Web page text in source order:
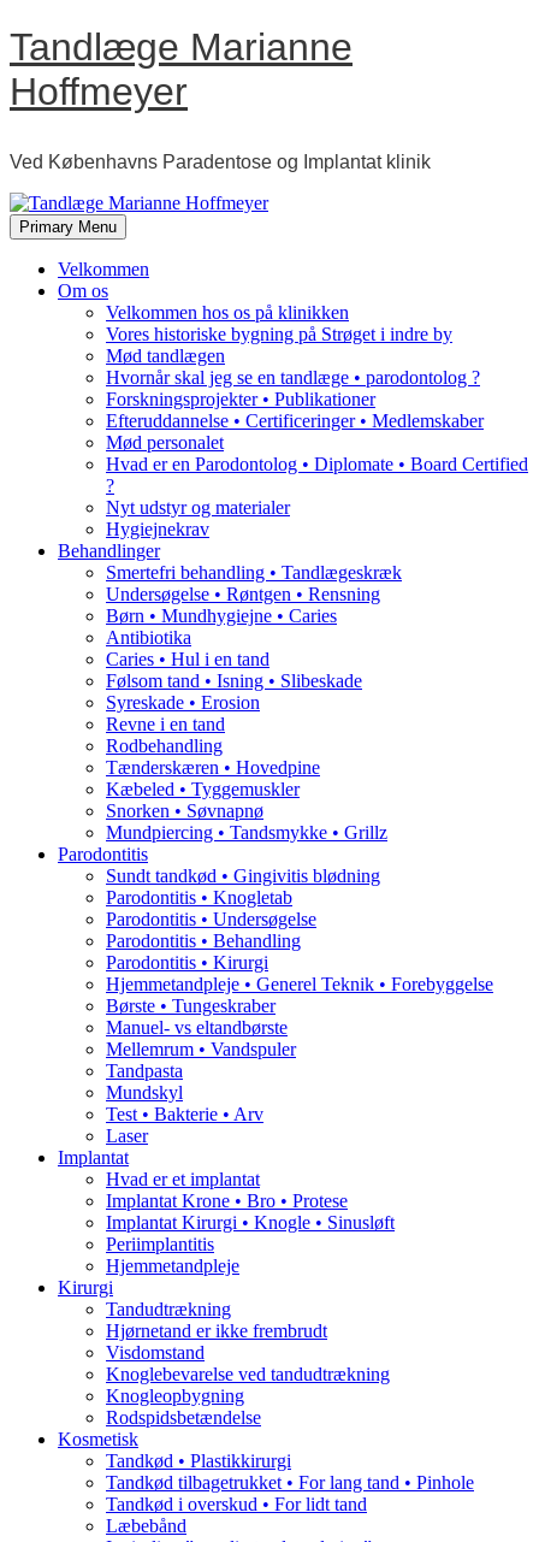
Skip
to
content
Tandlæge Marianne
Hoffmeyer
Ved Københavns Paradentose og Implantat klinik
Primary Menu
Velkommen
Om os
Velkommen hos os på klinikken
Vores historiske bygning på Strøget i indre by
Mød tandlægen
Hvornår skal jeg se en tandlæge • parodontolog ?
Forskningsprojekter • Publikationer
Efteruddannelse • Certificeringer • Medlemskaber
Mød personalet
Hvad er en Parodontolog • Diplomate • Board Certified
?
Nyt udstyr og materialer
Hygiejnekrav
Behandlinger
Smertefri behandling • Tandlægeskræk
Undersøgelse • Røntgen • Rensning
Børn • Mundhygiejne • Caries
Antibiotika
Caries • Hul i en tand
Følsom tand • Isning • Slibeskade
Syreskade • Erosion
Revne i en tand
Rodbehandling
Tænderskæren • Hovedpine
Kæbeled • Tyggemuskler
Snorken • Søvnapnø
Mundpiercing • Tandsmykke • Grillz
Parodontitis
Sundt tandkød • Gingivitis blødning
Parodontitis • Knogletab
Parodontitis • Undersøgelse
Parodontitis • Behandling
Parodontitis • Kirurgi
Hjemmetandpleje • Generel Teknik • Forebyggelse
Børste • Tungeskraber
Manuel- vs eltandbørste
Mellemrum • Vandspuler
Tandpasta
Mundskyl
Test • Bakterie • Arv
Laser
Implantat
Hvad er et implantat
Implantat Krone • Bro • Protese
Implantat Kirurgi • Knogle • Sinusløft
Periimplantitis
Hjemmetandpleje
Kirurgi
Tandudtrækning
Hjørnetand er ikke frembrudt
Visdomstand
Knoglebevarelse ved tandudtrækning
Knogleopbygning
Rodspidsbetændelse
Kosmetisk
Tandkød • Plastikkirurgi
Tandkød tilbagetrukket • For lang tand • Pinhole
Tandkød i overskud • For lidt tand
Læbebånd